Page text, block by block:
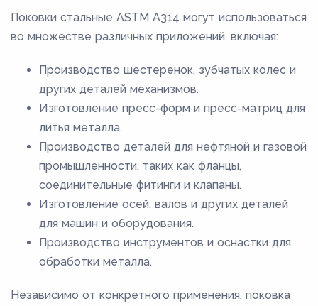
Поковки стальные ASTM A314 могут использоваться
во множестве различных приложений, включая:
Производство шестеренок, зубчатых колес и
других деталей механизмов.
Изготовление пресс-форм и пресс-матриц для
литья металла.
Производство деталей для нефтяной и газовой
промышленности, таких как фланцы,
соединительные фитинги и клапаны.
Изготовление осей, валов и других деталей
для машин и оборудования.
Производство инструментов и оснастки для
обработки металла.
Независимо от конкретного применения, поковка